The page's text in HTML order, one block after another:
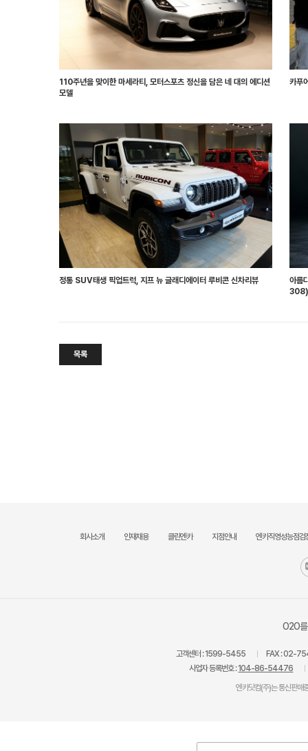
110주년을 맞이한 마세라티, 모터스포츠 정신을 담은 네 대의 에디션
모델
카푸
정통 SUV태생 픽업트럭, 지프 뉴 글래디에이터 루비콘 신차리뷰
아름
308)
목록
회사소개 인재채용 클린엔카 지점안내 엔카직영성능점검
O2O를
고객센터 :1599-5455 FAX :02-
사업자 등록번호 :104-86-54476
엔카닷컴(주)는 통신판매